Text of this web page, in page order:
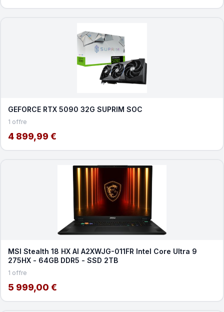
GEFORCE RTX 5090 32G SUPRIM SOC
1 offre
4 899,99 €
MSI Stealth 18 HX AI A2XWJG-011FR Intel Core Ultra 9
275HX - 64GB DDR5 - SSD 2TB
1 offre
5 999,00 €